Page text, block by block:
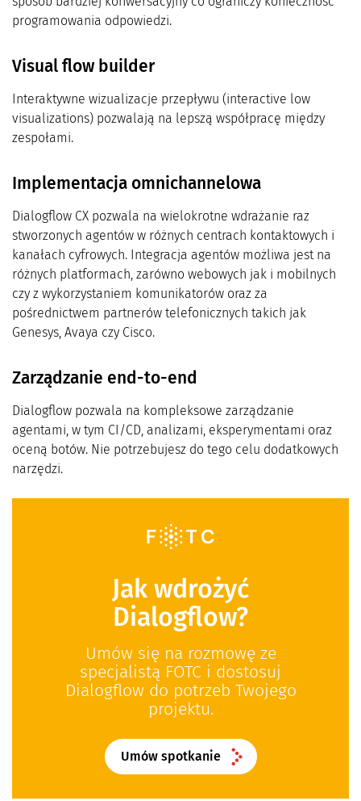
programowania odpowiedzi.
Visual flow builder
Interaktywne wizualizacje przepływu (interactive low
visualizations) pozwalają na lepszą współpracę między
zespołami.
Implementacja omnichannelowa
Dialogflow CX pozwala na wielokrotne wdrażanie raz
stworzonych agentów w różnych centrach kontaktowych i
kanałach cyfrowych. Integracja agentów możliwa jest na
różnych platformach, zarówno webowych jak i mobilnych
czy z wykorzystaniem komunikatorów oraz za
pośrednictwem partnerów telefonicznych takich jak
Genesys, Avaya czy Cisco.
Zarządzanie end-to-end
Dialogflow pozwala na kompleksowe zarządzanie
agentami, w tym CI/CD, analizami, eksperymentami oraz
oceną botów. Nie potrzebujesz do tego celu dodatkowych
narzędzi.
Jak wdrożyć
Dialogflow?
Umów się na rozmowę ze
specjalistą FOTC i dostosuj
Dialogflow do potrzeb Twojego
projektu.
Umów spotkanie